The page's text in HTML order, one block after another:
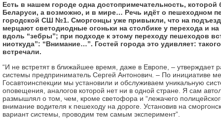
Есть в нашем городе одна достопримечательность, которой
Беларуси, а возможно, и в мире… Речь идёт о пешеходном
городской СШ №1. Сморгонцы уже привыкли, что на
мерцают светодиодные огоньки на столбике у перехода и на
вдоль “зебры”; при подходе к этому переходу пешеходов
ниоткуда”: “Внимание…”. Гостей города это удивляет:
встречали.
“И не встретят в ближайшее время, даже в Европе, – утверждает
системы предприниматель Сергей Антонович. – По инициативе
Госавтоинспекции мы установили и обслуживаем уникальную
оповещения, аналогов которой нет ни в одной стране. Я сам
размышлял о том, чем, кроме светофора и “лежачего
внимание водителя к пешеходу на дороге. Установив на
вариант системы, проводим тем самым эксперимент”.